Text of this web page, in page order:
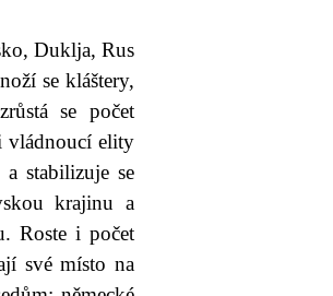
Duklja, Rus
se kláštery,
se počet
vládnoucí elity
stabilizuje se
krajinu a
Roste i počet
své místo na